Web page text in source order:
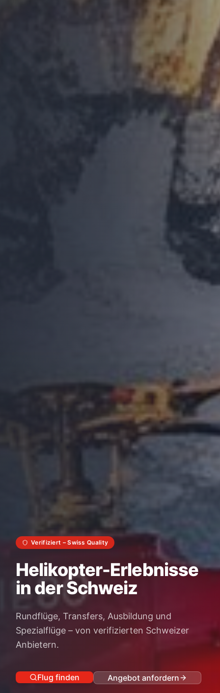
Verifiziert – Swiss Quality
Helikopter-Erlebnisse
in der Schweiz
Rundflüge, Transfers, Ausbildung und
Spezialflüge – von verifizierten Schweizer
Anbietern.
Flug finden Angebot anfordern